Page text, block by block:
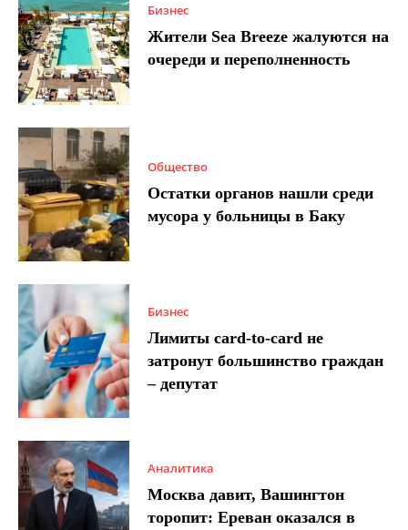
Бизнес
Жители Sea Breeze жалуются на
очереди и переполненность
Общество
Остатки органов нашли среди
мусора у больницы в Баку
Бизнес
Лимиты card-to-card не
затронут большинство граждан
– депутат
Аналитика
Москва давит, Вашингтон
торопит: Ереван оказался в